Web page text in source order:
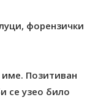
форензички
Позитиван
се узео било